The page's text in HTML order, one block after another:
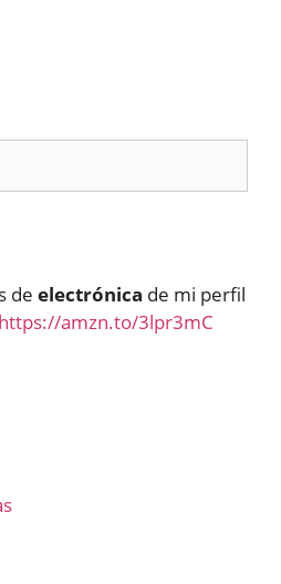
de electrónica de mi perfil
https://amzn.to/3lpr3mC